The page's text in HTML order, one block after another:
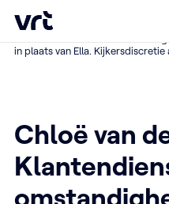
Ga naar de hoofdinhoud
VRT (home)
Home /
in plaats van Ella. Kijkersdiscretie
Chloë van